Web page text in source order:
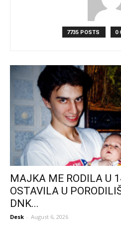
7735 POSTS 0
MAJKA ME RODILA U
OSTAVILA U
DNK...
Desk - August 6, 2026